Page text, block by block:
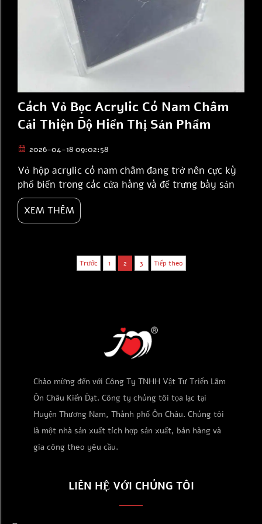
Cách Vỏ Bọc Acrylic Có Nam Châm
Cải Thiện Độ Hiển Thị Sản Phẩm
2026-04-18 09:02:58
Vỏ hộp acrylic có nam châm đang trở nên cực kỳ
phổ biến trong các cửa hàng và để trưng bày sản
phẩm. Chúng trong suốt và sáng bóng, giúp người
xem dễ dàng quan sát bên trong. Khi khách hàng
đi ngang qua, họ có thể nhanh chóng nhận ra sản
hơn. JIN DA sản xuất các...
XEM THÊM
Trước 1 2 3 Tiếp theo
Chào mừng đến với Công Ty TNHH Vật Tư Triển Lãm
Ôn Châu Kiến Đạt. Công ty chúng tôi tọa lạc tại
Huyện Thương Nam, Thành phố Ôn Châu. Chúng tôi
là một nhà sản xuất tích hợp sản xuất, bán hàng và
gia công theo yêu cầu.
LIÊN HỆ VỚI CHÚNG TÔI